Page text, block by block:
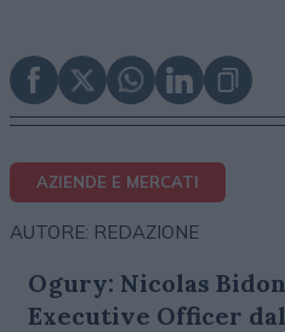
AZIENDE E MERCATI
AUTORE: REDAZIONE
Ogury: Nicolas
Executive Officer